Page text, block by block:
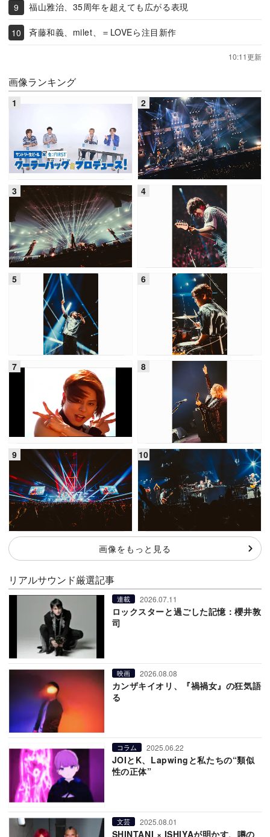
福山雅治、35周年を超えても広がる表現
斉藤和義、milet、＝LOVEら注目新作
10:11更新
画像ランキング
画像をもっと見る
リアルサウンド厳選記事
連載 2026.07.11
ロックスターと過ごした記憶：櫻井敦
司
映画 2026.08.08
カンザキイオリ、『禍禍女』の狂気語
る
コラム 2025.06.22
JOIとK、Lapwingと私たちの“類似
性の正体”
文芸 2025.08.01
SHINTANI × ISHIYAが明かす、噂の